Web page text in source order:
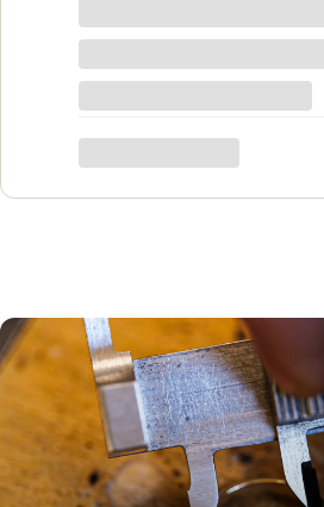
zrobić w bardzo krótkim
był to dla mnie bardzo
trafiłam w idealne
Katarzyna Łącka